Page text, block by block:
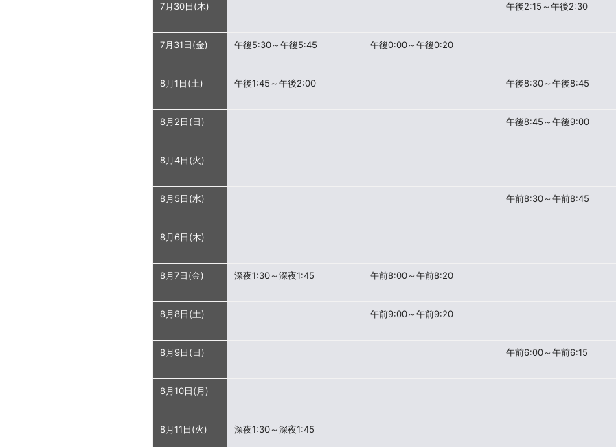
7月30日(木) 午後2:15～午後2:30
7月31日(金) 午後5:30～午後5:45 午後0:00～午後0:20
8月1日(土) 午後1:45～午後2:00 午後8:30～午後8:45
8月2日(日) 午後8:45～午後9:00
8月4日(火)
8月5日(水) 午前8:30～午前8:45
8月6日(木)
8月7日(金) 深夜1:30～深夜1:45 午前8:00～午前8:20
8月8日(土) 午前9:00～午前9:20
8月9日(日) 午前6:00～午前6:15
8月10日(月)
8月11日(火) 深夜1:30～深夜1:45